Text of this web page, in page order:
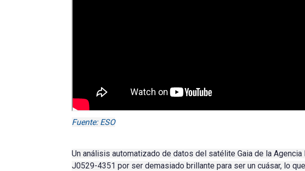
Fuente: ESO
Un análisis automatizado de datos del satélite Gaia de la
J0529-4351 por ser demasiado brillante para ser un cuásar, lo